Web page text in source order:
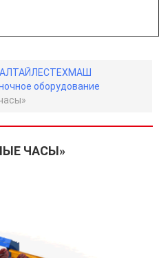
АЛТАЙЛЕСТЕХМАШ
оборудование
ЧАСЫ»